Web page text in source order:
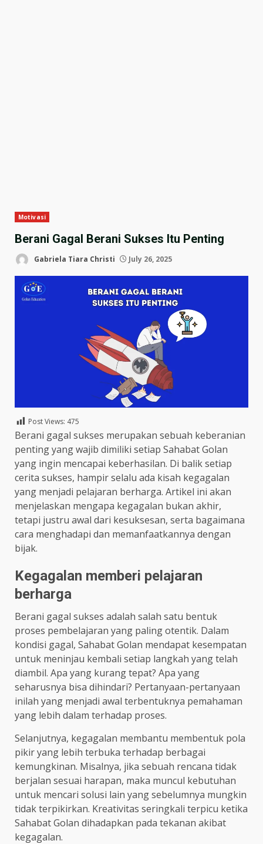
Motivasi
Berani Gagal Berani Sukses Itu Penting
Gabriela Tiara Christi July 26, 2025
Post Views: 475
Berani gagal sukses merupakan sebuah keberanian
penting yang wajib dimiliki setiap Sahabat Golan
yang ingin mencapai keberhasilan. Di balik setiap
cerita sukses, hampir selalu ada kisah kegagalan
yang menjadi pelajaran berharga. Artikel ini akan
menjelaskan mengapa kegagalan bukan akhir,
tetapi justru awal dari kesuksesan, serta bagaimana
cara menghadapi dan memanfaatkannya dengan
bijak.
Kegagalan memberi pelajaran
berharga
Berani gagal sukses adalah salah satu bentuk
proses pembelajaran yang paling otentik. Dalam
kondisi gagal, Sahabat Golan mendapat kesempatan
untuk meninjau kembali setiap langkah yang telah
diambil. Apa yang kurang tepat? Apa yang
seharusnya bisa dihindari? Pertanyaan-pertanyaan
inilah yang menjadi awal terbentuknya pemahaman
yang lebih dalam terhadap proses.
Selanjutnya, kegagalan membantu membentuk pola
pikir yang lebih terbuka terhadap berbagai
kemungkinan. Misalnya, jika sebuah rencana tidak
berjalan sesuai harapan, maka muncul kebutuhan
untuk mencari solusi lain yang sebelumnya mungkin
tidak terpikirkan. Kreativitas seringkali terpicu ketika
Sahabat Golan dihadapkan pada tekanan akibat
kegagalan.